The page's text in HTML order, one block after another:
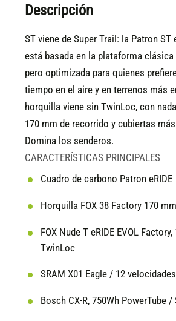
Descripción
ST viene de Super Trail: la Patron ST
está basada en la plataforma clásica
pero optimizada para quienes
tiempo en el aire y en terrenos más
horquilla viene sin TwinLoc, con
170 mm de recorrido y cubiertas
Domina los senderos.
CARACTERÍSTICAS PRINCIPALES
Cuadro de carbono Patron eRIDE
Horquilla FOX 38 Factory 170 mm
FOX Nude T eRIDE EVOL
TwinLoc
SRAM X01 Eagle / 12 velocidades
Bosch CX-R, 750Wh PowerTube